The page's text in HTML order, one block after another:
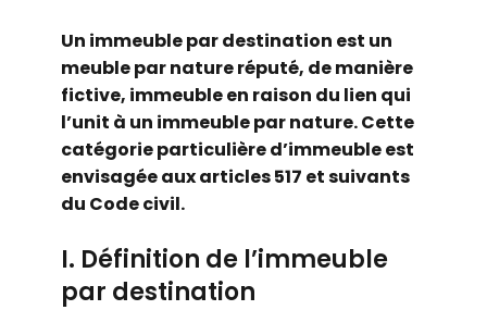
Un immeuble par destination est un
meuble par nature réputé, de manière
fictive, immeuble en raison du lien qui
l’unit à un immeuble par nature. Cette
catégorie particulière d’immeuble est
envisagée aux articles 517 et suivants
du Code civil.
I. Définition de l’immeuble
par destination